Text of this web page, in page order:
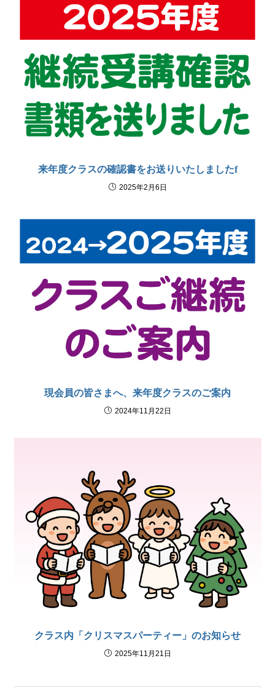
来年度クラスの確認書をお送りいたしましたf
2025年2月6日
現会員の皆さまへ、来年度クラスのご案内
2024年11月22日
クラス内「クリスマスパーティー」のお知らせ
2025年11月21日